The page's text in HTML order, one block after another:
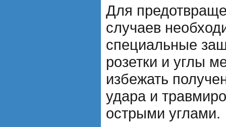
Для
случаев
специальные
розетки и углы
избежать
удара и
острыми углами.